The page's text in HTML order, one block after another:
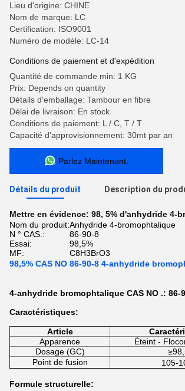
Lieu d'origine: CHINE
Nom de marque: LC
Certification: ISO9001
Numéro de modèle: LC-14
Conditions de paiement et d'expédition
Quantité de commande min: 1 KG
Prix: Depends on quantity
Détails d'emballage: Tambour en fibre
Délai de livraison: En stock
Conditions de paiement: L / C, T / T
Capacité d'approvisionnement: 30mt par an
Parlez Maintenant.
Détails du produit Description du
Mettre en évidence: 98, 5% d'anhydride 4-
Nom du produit:Anhydride 4-bromophtalique
N ° CAS.:
86-90-8
Essai:
98,5%
MF:
C8H3BrO3
98,5% CAS NO 86-90-8 4-anhydride
4-anhydride bromophtalique CAS NO .: 86-
Caractéristiques:
Article
Apparence
Éteint -
Dosage (GC)
Point de fusion
105-
Formule structurelle: